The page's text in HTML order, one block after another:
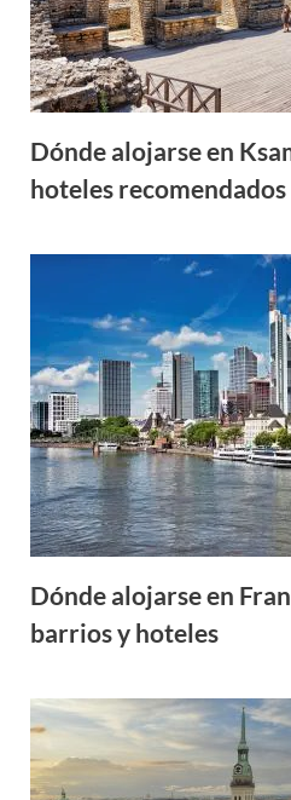
Dónde alojarse en
hoteles recomendados
Dónde alojarse en
barrios y hoteles